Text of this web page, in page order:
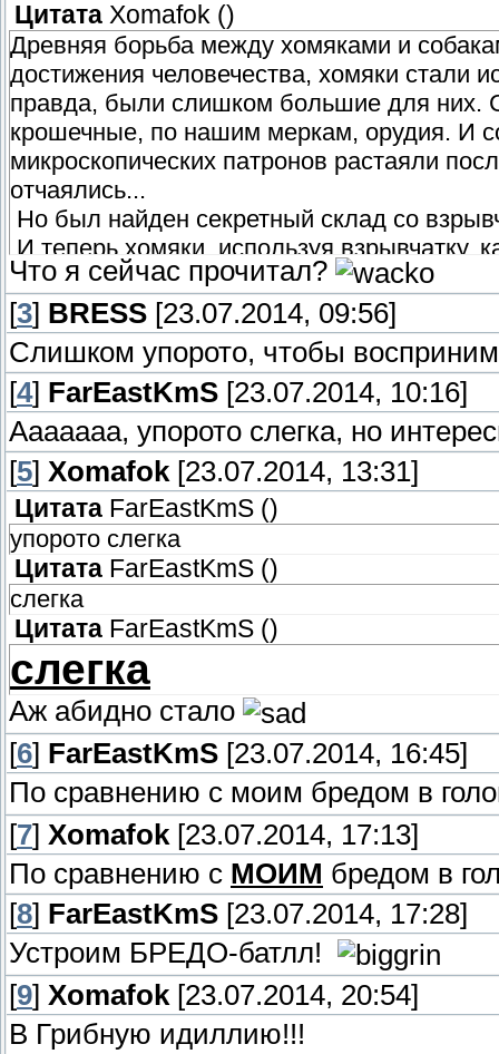
Цитата Xomafok ()
Древняя борьба между хомяками и
достижения человечества, хомяки стали
правда, были слишком большие для них.
крошечные, по нашим меркам, орудия. И
микроскопических патронов растаяли
отчаялись...
Но был найден секретный склад со
И теперь хомяки, используя взрывчатку,
собаками...
Что я сейчас прочитал?
[3] BRESS [23.07.2014, 09:56]
Слишком упорото, чтобы
[4] FarEastKmS [23.07.2014, 10:16]
Ааааааа, упорото слегка, но
[5] Xomafok [23.07.2014, 13:31]
Цитата FarEastKmS ()
упорото слегка
Цитата FarEastKmS ()
слегка
Цитата FarEastKmS ()
слегка
Аж абидно стало
[6] FarEastKmS [23.07.2014, 16:45]
По сравнению с моим бредом в
[7] Xomafok [23.07.2014, 17:13]
По сравнению с МОИМ бредом в
[8] FarEastKmS [23.07.2014, 17:28]
Устроим БРЕДО-батлл!
[9] Xomafok [23.07.2014, 20:54]
В Грибную идиллию!!!